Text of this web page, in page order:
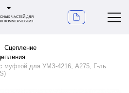
ЧАСТЕЙ ДЛЯ
КОММЕРЧЕСКИХ
Сцепление
муфтой для УМЗ-4216, А275, Г-ль